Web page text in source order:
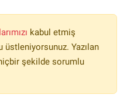
kabul etmiş
Yazılan
şekilde sorumlu